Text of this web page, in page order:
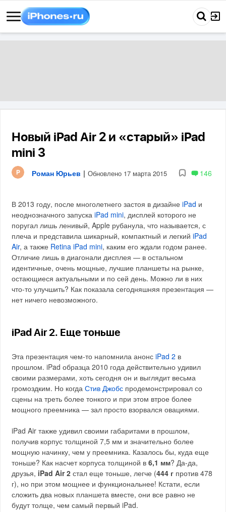
Новый iPad Air 2 и «старый» iPad
mini 3
Роман Юрьев | Обновлено 17 марта 2015 146
В 2013 году, после многолетнего застоя в дизайнеiPad и
неоднозначного запускаiPad mini, дисплей которого не
поругал лишь ленивый, Apple рубанула, что называется, с
плеча и представила шикарный, компактный и легкийiPad
Air, а также Retina iPad mini, каким его ждали годом ранее.
Отличие лишь в диагонали дисплея — в остальном
идентичные, очень мощные, лучшие планшеты на рынке,
остающиеся актуальными и по сей день. Можно ли в них
что-то улучшить? Как показала сегодняшняя презентация —
нет ничего невозможного.
iPad Air 2. Еще тоньше
Эта презентация чем-то напомнила анонсiPad 2 в
прошлом. iPad образца 2010 года действительно удивил
своими размерами, хоть сегодня он и выглядит весьма
громоздким. Но когдаСтив Джобс продемонстрировал со
сцены на треть более тонкого и при этом втрое более
мощного преемника — зал просто взорвался овациями.
iPad Air также удивил своими габаритами в прошлом,
получив корпус толщиной 7,5 мм и значительно более
мощную начинку, чем у преемника. Казалось бы, куда еще
тоньше? Как насчет корпуса толщиной в6,1 мм? Да-да,
друзья, iPad Air 2 стал еще тоньше, легче (444 г против 478
г), но при этом мощнее и функциональнее! Кстати, если
сложить два новых планшета вместе, они все равно не
будут толще, чем самый первый iPad.